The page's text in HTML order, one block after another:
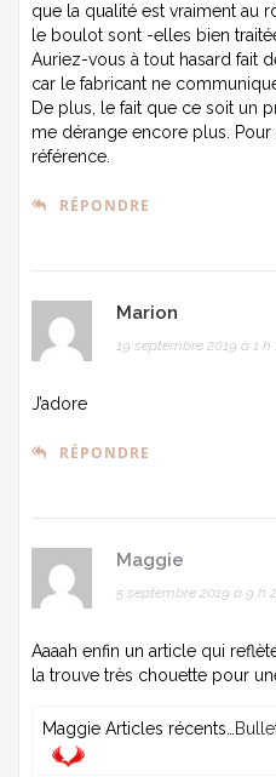
que la qualité est vraiment au
le boulot sont -elles bien
Auriez-vous à tout hasard fait
car le fabricant ne
De plus, le fait que ce soit un
me dérange encore plus. Pour
référence.
RÉPONDRE
Marion
19 septembre 2019 à 1 h
J’adore
RÉPONDRE
Maggie
5 septembre 2019 à 9 h
Aaaah enfin un article qui
la trouve très chouette pour
Maggie Articles récents…